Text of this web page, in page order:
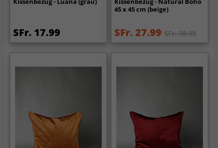
SFr. 17.99
45 x 45 cm (beige)
SFr. 27.99 SFr. 38.99